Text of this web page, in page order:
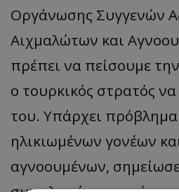
Οργάνωσης Συγγενών
Αιχμαλώτων και
πρέπει να πείσουμε
ο τουρκικός στρατός
του. Υπάρχει
ηλικιωμένων γονέων
αγνοουμένων,